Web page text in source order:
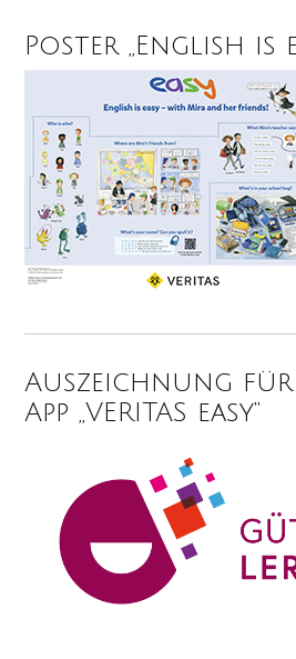
Poster „English is
Auszeichnung für
App „VERITAS easy“